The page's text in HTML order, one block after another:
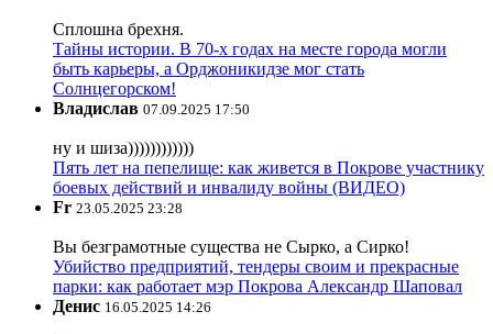
Сплошна брехня.
Тайны истории. В 70-х годах на месте города могли
быть карьеры, а Орджоникидзе мог стать
Солнцегорском!
Владислав 07.09.2025 17:50
ну и шиза))))))))))))
Пять лет на пепелище: как живется в Покрове участнику
боевых действий и инвалиду войны (ВИДЕО)
Fr 23.05.2025 23:28
Вы безграмотные существа не Сырко, а Сирко!
Убийство предприятий, тендеры своим и прекрасные
парки: как работает мэр Покрова Александр Шаповал
Денис 16.05.2025 14:26